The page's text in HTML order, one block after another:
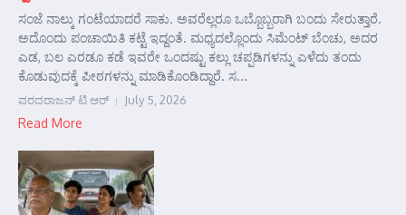
ಸಂಜೆ ನಾಲ್ಕು ಗಂಟೆಯಾದರೆ ಸಾಕು. ಅವರೆಲ್ಲರೂ ಒಬ್ಬೊಬ್ಬರಾಗಿ ಬಂದು ಸೇರುತ್ತಾರೆ.
ಅದೊಂದು ಪಂಚಾಯಿತಿ ಕಟ್ಟೆ ಇದ್ದಂತೆ. ಮಧ್ಯದಲ್ಲೊಂದು ಸಿಮೆಂಟ್ ಬೆಂಚು, ಅದರ
ಎಡ, ಬಲ ಎರಡೂ ಕಡೆ ಇವರೇ ಒಂದಷ್ಟು ಕಲ್ಲು ಚಪ್ಪಡಿಗಳನ್ನು ಎಳೆದು ತಂದು
ಕೊಡುವುದಕ್ಕೆ ಪೀಠಗಳನ್ನು ಮಾಡಿಕೊಂಡಿದ್ದಾರೆ. ಸ...
ವರದರಾಜನ್ ಟಿ ಆರ್ July 5, 2026
Read More